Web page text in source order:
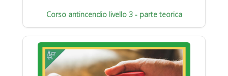
Corso antincendio livello 3 - parte teorica